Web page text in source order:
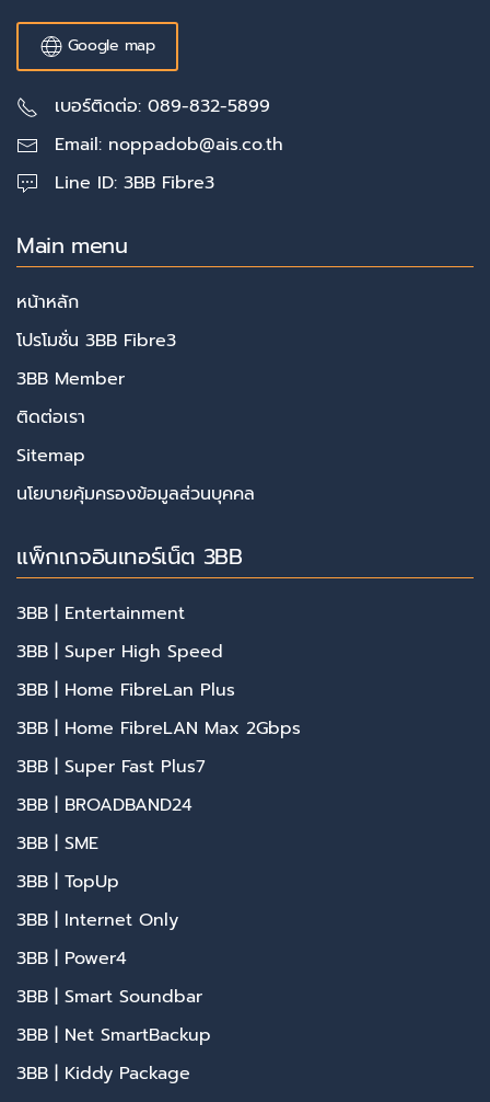
Google map
เบอร์ติดต่อ: 089-832-5899
Email: noppadob@ais.co.th
Line ID: 3BB Fibre3
Main menu
หน้าหลัก
โปรโมชั่น 3BB Fibre3
3BB Member
ติดต่อเรา
Sitemap
นโยบายคุ้มครองข้อมูลส่วนบุคคล
แพ็กเกจอินเทอร์เน็ต 3BB
3BB | Entertainment
3BB | Super High Speed
3BB | Home FibreLan Plus
3BB | Home FibreLAN Max 2Gbps
3BB | Super Fast Plus7
3BB | BROADBAND24
3BB | SME
3BB | TopUp
3BB | Internet Only
3BB | Power4
3BB | Smart Soundbar
3BB | Net SmartBackup
3BB | Kiddy Package